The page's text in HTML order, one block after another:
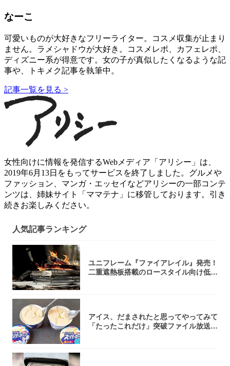
なーこ
可愛いものが大好きなフリーライター。コスメ収集が止まり
ません。ラメシャドウが大好き。コスメレポ、カフェレポ、
ディズニー系が得意です。女の子が真似したくなるような記
事や、トキメク記事を執筆中。
記事一覧を見る >
女性向けに情報を発信するWebメディア「アリシー」は、
2019年6月13日をもってサービスを終了しました。グルメや
ファッション、マンガ・エッセイなどアリシーの一部コンテ
ンツは、姉妹サイト「ママテナ」に移管しております。引き
続きお楽しみください。
人気記事ランキング
ユニフレーム『ファイアレイル』発売！
二重遮熱板搭載のロースタイル向け低型
アイス、だまされたと思ってやってみて
「たったこれだけ」突破ファイル放送で